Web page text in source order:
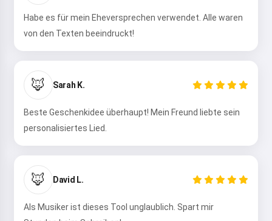
Habe es für mein Eheversprechen verwendet. Alle waren
von den Texten beeindruckt!
🦊 Sarah K.
Beste Geschenkidee überhaupt! Mein Freund liebte sein
personalisiertes Lied.
🦊 David L.
Als Musiker ist dieses Tool unglaublich. Spart mir